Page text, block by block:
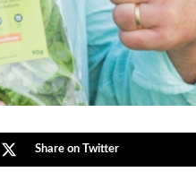
Share on Twitter